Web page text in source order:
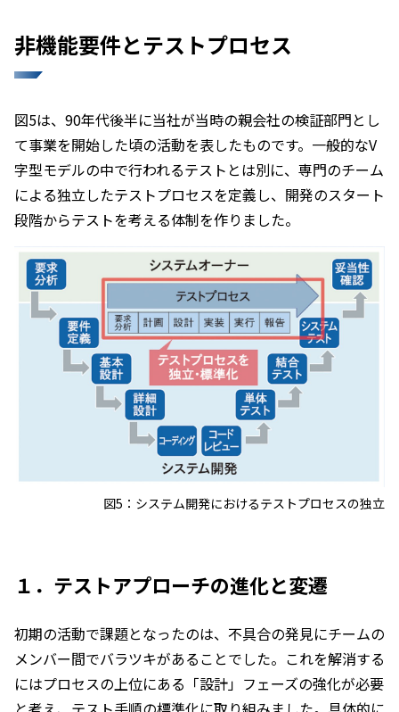
非機能要件とテストプロセス
図5は、90年代後半に当社が当時の親会社の検証部門とし
て事業を開始した頃の活動を表したものです。一般的なV
字型モデルの中で行われるテストとは別に、専門のチーム
による独立したテストプロセスを定義し、開発のスタート
段階からテストを考える体制を作りました。
図5：システム開発におけるテストプロセスの独立
１．テストアプローチの進化と変遷
初期の活動で課題となったのは、不具合の発見にチームの
メンバー間でバラツキがあることでした。これを解消する
にはプロセスの上位にある「設計」フェーズの強化が必要